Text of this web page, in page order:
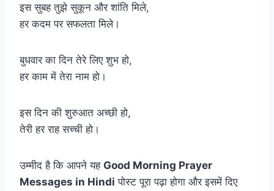
इस सुबह तुझे सुकून और शांति मिले,
हर कदम पर सफलता मिले।
बुधवार का दिन तेरे लिए शुभ हो,
हर काम में तेरा नाम हो।
इस दिन की शुरुआत अच्छी हो,
तेरी हर राह सच्ची हो।
उम्मीद है कि आपने यह Good Morning Prayer
Messages in Hindi पोस्ट पूरा पढ़ा होगा और इसमें दिए